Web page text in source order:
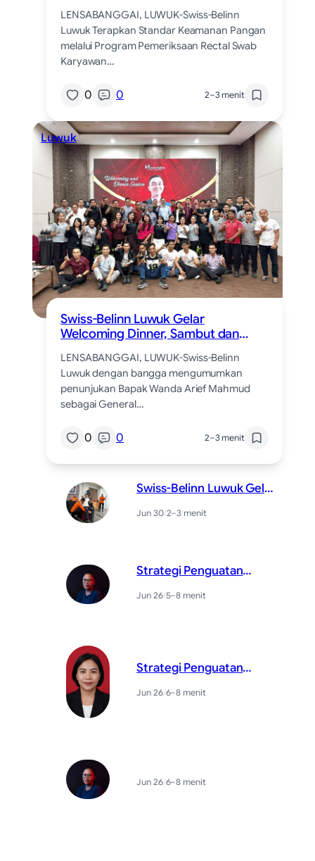
LENSABANGGAI, LUWUK-Swiss-Belinn
Luwuk Terapkan Standar Keamanan Pangan
melalui Program Pemeriksaan Rectal Swab
Karyawan…
0 0 2–3 menit
Luwuk
Swiss-Belinn Luwuk Gelar
Welcoming Dinner, Sambut dan
Sebagai General Manager yang
Baru
LENSABANGGAI, LUWUK-Swiss-Belinn
Luwuk dengan bangga mengumumkan
penunjukan Bapak Wanda Arief Mahmud
sebagai General…
0 0 2–3 menit
Swiss-Belinn Luwuk Gelar
Pertama untuk Para
Jun 30/2–3 menit
Strategi Penguatan
Menghadapi
Jun 26/5–8 menit
Strategi Penguatan
Menghadapi
Jun 26/6–8 menit
Jun 26/6–8 menit